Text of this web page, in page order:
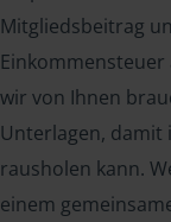
Mitgliedsbeitrag
Einkommensteuer
wir von Ihnen
Unterlagen, damit
rausholen kann.
einem